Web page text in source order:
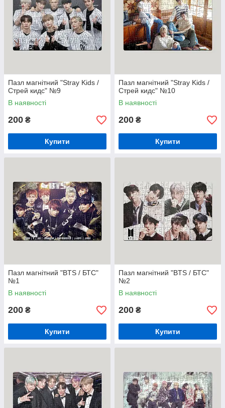
Пазл магнітний "Stray Kids /
Стрей кидс" №9
В наявності
200 ₴
Купити
Пазл магнітний "Stray Kids /
Стрей кидс" №10
В наявності
200 ₴
Купити
Пазл магнітний "BTS / БТС"
№1
В наявності
200 ₴
Купити
Пазл магнітний "BTS / БТС"
№2
В наявності
200 ₴
Купити